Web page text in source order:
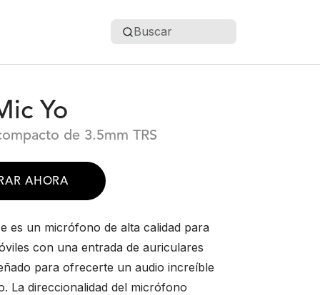
Buscar
Yo
de 3.5mm TRS
AHORA
es un micrófono de alta calidad para
con una entrada de auriculares
para ofrecerte un audio increíble
La direccionalidad del micrófono